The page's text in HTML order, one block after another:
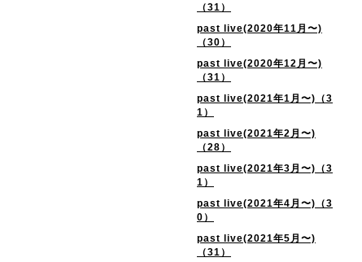
（31）
past live(2020年11月〜)
（30）
past live(2020年12月〜)
（31）
past live(2021年1月〜)（3
1）
past live(2021年2月〜)
（28）
past live(2021年3月〜)（3
1）
past live(2021年4月〜)（3
0）
past live(2021年5月〜)
（31）